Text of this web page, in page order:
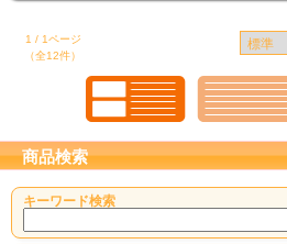
1 / 1ページ
（全12件）
商品検索
キーワード検索